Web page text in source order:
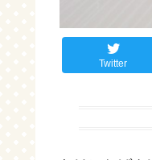
Twitter